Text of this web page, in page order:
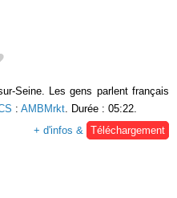
Seine. Les gens parlent français
: AMBMrkt. Durée : 05:22.
+ d'infos & Téléchargement